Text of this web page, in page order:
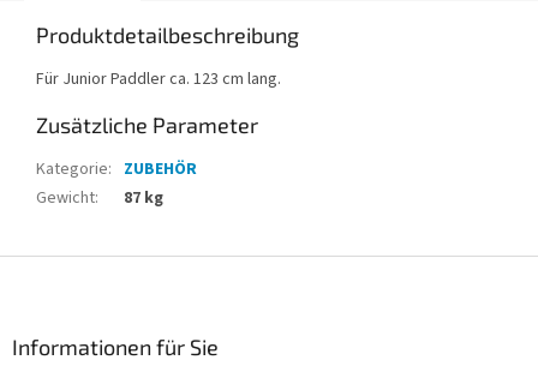
Produktdetailbeschreibung
Für Junior Paddler ca. 123 cm lang.
Zusätzliche Parameter
Kategorie: ZUBEHÖR
Gewicht: 87 kg
Informationen für Sie